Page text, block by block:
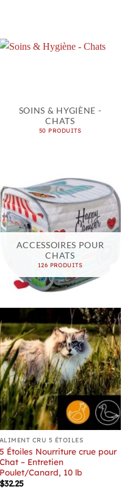
SOINS & HYGIÈNE -
CHATS
50 PRODUITS
ACCESSOIRES POUR
CHATS
126 PRODUITS
ALIMENT CRU 5 ÉTOILES
5 Étoiles Nourriture crue pour
Chat – Entretien
Poulet/Canard, 10 lb
$32.25